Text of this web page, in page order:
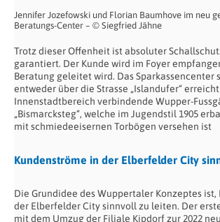
Jennifer Jozefowski und Florian Baumhove im neu
Beratungs-Center – © Siegfried Jähne
Trotz dieser Offenheit ist absoluter
garantiert. Der Kunde wird im Foyer
Beratung geleitet wird. Das Sparkassencenter
entweder über die Strasse „Islandufer“
Innenstadtbereich verbindende Wupper-
„Bismarcksteg“, welche im Jugendstil 1905
mit schmiedeeisernen Torbögen versehen ist
Kundenströme in der Elberfelder City
Die Grundidee des Wuppertaler Konzeptes ist,
der Elberfelder City sinnvoll zu leiten. Der
mit dem Umzug der Filiale Kipdorf zur 2022